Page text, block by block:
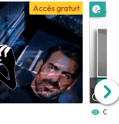
Accès gratuit